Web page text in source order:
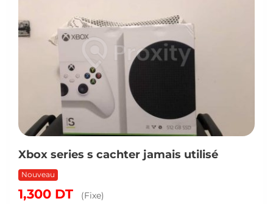
Xbox series s cachter jamais utilisé
Nouveau
1,300 DT (Fixe)